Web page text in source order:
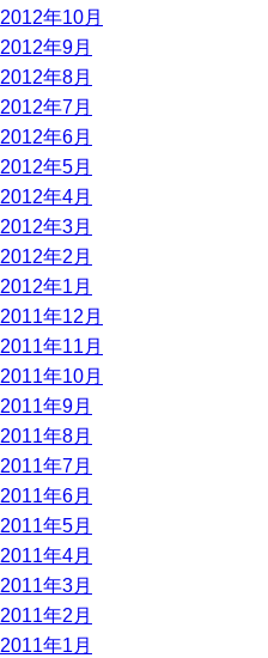
2012年10月
2012年9月
2012年8月
2012年7月
2012年6月
2012年5月
2012年4月
2012年3月
2012年2月
2012年1月
2011年12月
2011年11月
2011年10月
2011年9月
2011年8月
2011年7月
2011年6月
2011年5月
2011年4月
2011年3月
2011年2月
2011年1月